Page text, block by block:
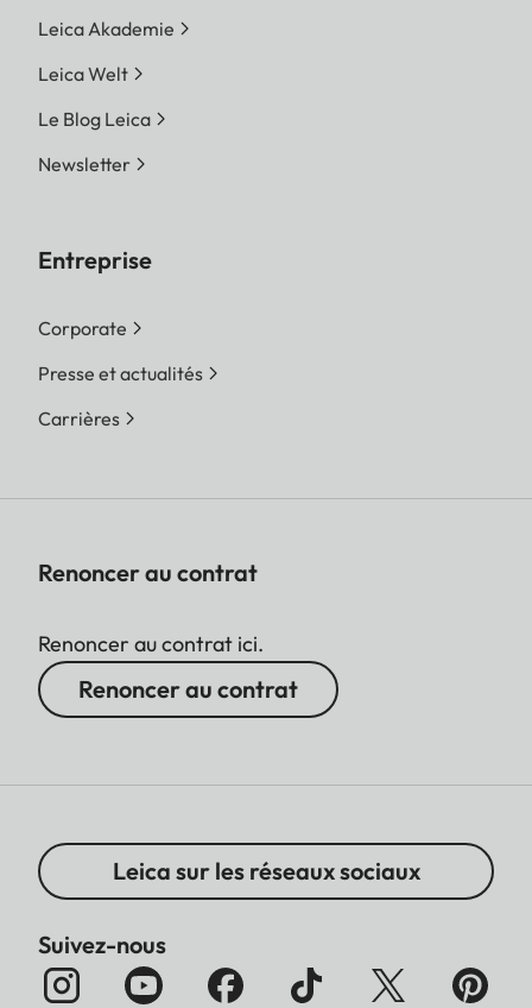
Leica Akademie
Leica Welt
Le Blog Leica
Newsletter
Entreprise
Corporate
Presse et actualités
Carrières
Renoncer au contrat
Renoncer au contrat ici.
Renoncer au contrat
Leica sur les réseaux sociaux
Suivez-nous